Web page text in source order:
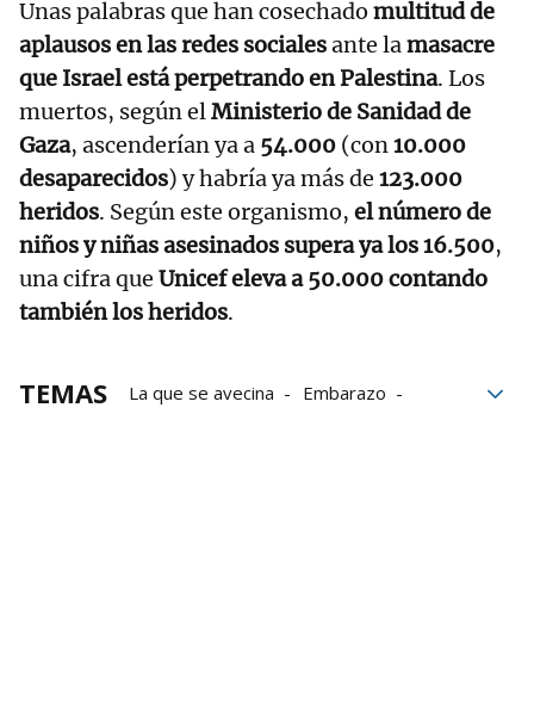
Unas palabras que han cosechado multitud de
aplausos en las redes socialesante lamasacre
que Israel está perpetrando en Palestina. Los
muertos, según elMinisterio de Sanidad de
Gaza, ascenderían ya a 54.000 (con10.000
desaparecidos) y habría ya más de 123.000
heridos. Según este organismo, el número de
niños y niñas asesinados supera ya los 16.500,
una cifra que Unicef eleva a 50.000 contando
también los heridos.
TEMAS La que se avecina
Embarazo